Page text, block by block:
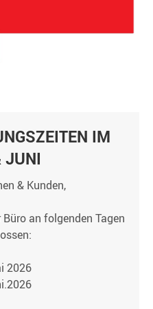
IM
JUNI
& Kunden,
an folgenden Tagen
2026